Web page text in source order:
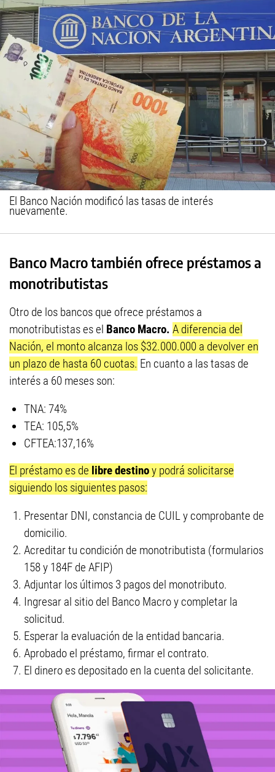
El Banco Nación modificó las tasas de interés
nuevamente.
Banco Macro también ofrece préstamos a
monotributistas
Otro de los bancos que ofrece préstamos a
monotributistas es el Banco Macro. A diferencia del
Nación, el monto alcanza los $32.000.000 a devolver en
un plazo de hasta 60 cuotas. En cuanto a las tasas de
interés a 60 meses son:
TNA: 74%
TEA: 105,5%
CFTEA:137,16%
El préstamo es de libre destinoy podrá solicitarse
siguiendo los siguientes pasos:
Presentar DNI, constancia de CUIL y comprobante de
domicilio.
Acreditar tu condición de monotributista (formularios
158 y 184F de AFIP)
Adjuntar los últimos 3 pagos del monotributo.
Ingresar al sitio del Banco Macro y completar la
solicitud.
Esperar la evaluación de la entidad bancaria.
Aprobado el préstamo, firmar el contrato.
El dinero es depositado en la cuenta del solicitante.